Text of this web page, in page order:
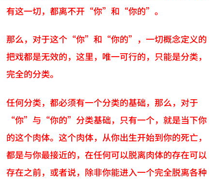
有这一切，都离不开“你”和“你的”。
那么，对于这个“你”和“你的”，一切概念定义的
把戏都是无效的，这里，唯一可行的，只能是分类，
完全的分类。
任何分类，都必须有一个分类的基础，那么，对于
“你”与“你的”分类基础，只有一个，就是当下你
的这个肉体。这个肉体，从你出生开始到你的死亡，
都是与你最接近的，在任何可以脱离肉体的存在可以
存在之前，或者说，除非你能进入一个完全脱离各种